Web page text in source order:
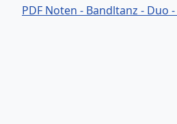
PDF Noten - Bandltanz - Duo